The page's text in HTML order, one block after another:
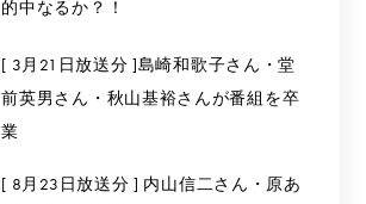
的中なるか？！
[ 3月21日放送分 ]島崎和歌子さん・堂
前英男さん・秋山基裕さんが番組を卒
業
[ 8月23日放送分 ] 内山信二さん・原あ